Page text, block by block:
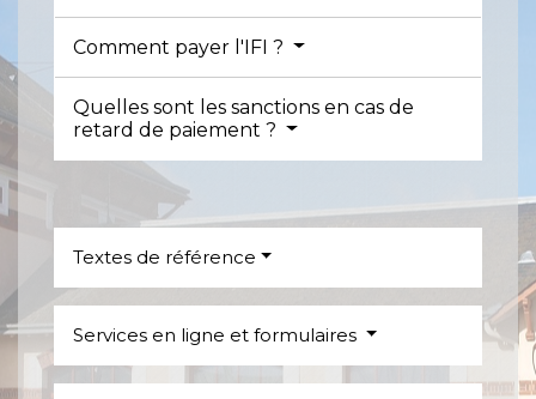
Comment payer l'IFI ?
Quelles sont les sanctions en cas de
retard de paiement ?
Textes de référence
Services en ligne et formulaires